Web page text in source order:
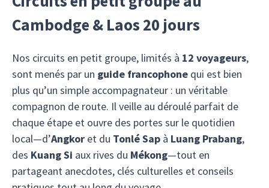
Cambodge & Laos 20 jours
Nos circuits en petit groupe, limités à 12 voyageurs,
sont menés par un guide francophone qui est bien
plus qu’un simple accompagnateur : un véritable
compagnon de route. Il veille au déroulé parfait de
chaque étape et ouvre des portes sur le quotidien
local—d’Angkor et du Tonlé Sap à Luang Prabang,
des Kuang Si aux rives du Mékong—tout en
partageant anecdotes, clés culturelles et conseils